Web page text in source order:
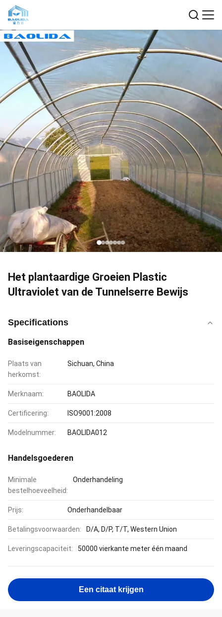
Het plantaardige Groeien Plastic
Ultraviolet van de Tunnelserre Bewijs
Specifications
Basiseigenschappen
Plaats van
herkomst:
Sichuan, China
Merknaam: BAOLIDA
Certificering: ISO9001:2008
Modelnummer: BAOLIDA012
Handelsgoederen
Minimale
bestelhoeveelheid:
Onderhandeling
Prijs: Onderhandelbaar
Betalingsvoorwaarden: D/A, D/P, T/T, Western Union
Leveringscapaciteit: 50000 vierkante meter één maand
Een citaat krijgen